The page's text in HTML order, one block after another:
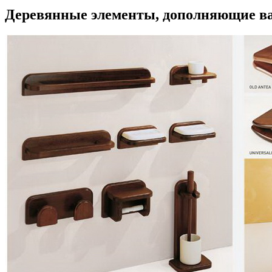
Деревянные элементы, дополняющие